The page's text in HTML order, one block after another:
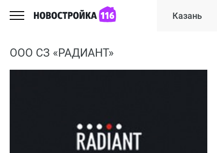
Казань
ООО СЗ «РАДИАНТ»